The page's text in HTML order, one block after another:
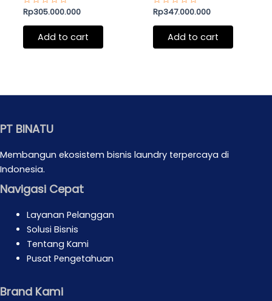
Rated
0
out
Rp305.000.000
Add to cart
Rated
0
out
Rp347.000.000
Add to cart
PT BINATU
Membangun ekosistem bisnis laundry terpercaya di
Indonesia.
Navigasi Cepat
Layanan Pelanggan
Solusi Bisnis
Tentang Kami
Pusat Pengetahuan
Brand Kami